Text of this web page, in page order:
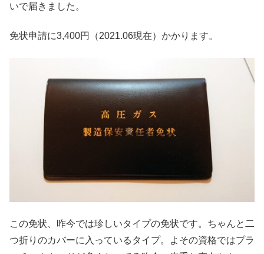
いで届きました。
免状申請に3,400円（2021.06現在）かかります。
この免状、昨今では珍しいタイプの免状です。ちゃんと二
つ折りのカバーに入っているタイプ。よその資格ではプラ